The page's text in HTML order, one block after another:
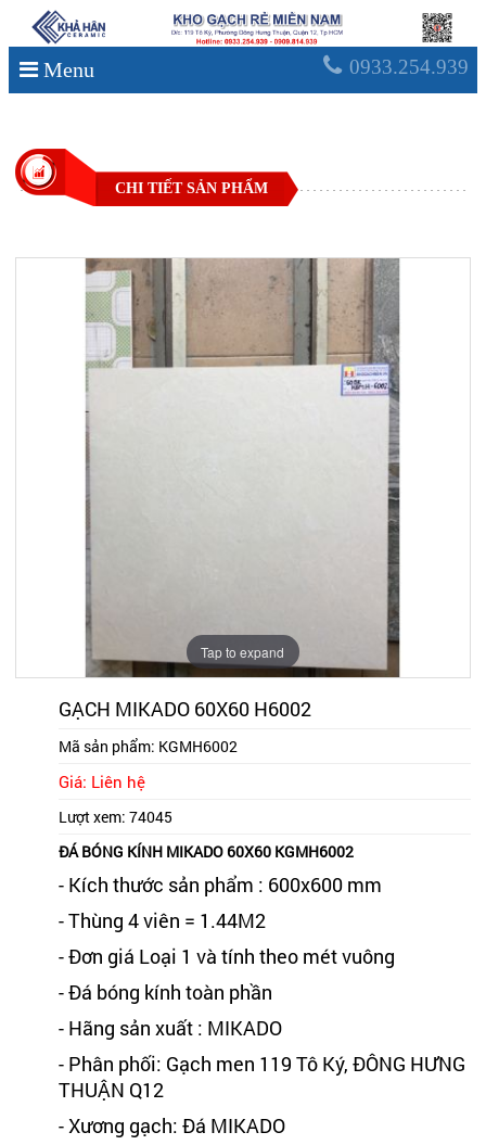
Menu 0933.254.939
CHI TIẾT SẢN PHẨM
Tap to expand
GẠCH MIKADO 60X60 H6002
Mã sản phẩm: KGMH6002
Giá: Liên hệ
Lượt xem: 74045
ĐÁ BÓNG KÍNH MIKADO 60X60 KGMH6002
- Kích thước sản phẩm : 600x600 mm
- Thùng 4 viên = 1.44M2
- Đơn giá Loại 1 và tính theo mét vuông
- Đá bóng kính toàn phần
- Hãng sản xuất : MIKADO
- Phân phối: Gạch men 119 Tô Ký, ĐÔNG HƯNG
THUẬN Q12
- Xương gạch:Đá MIKADO